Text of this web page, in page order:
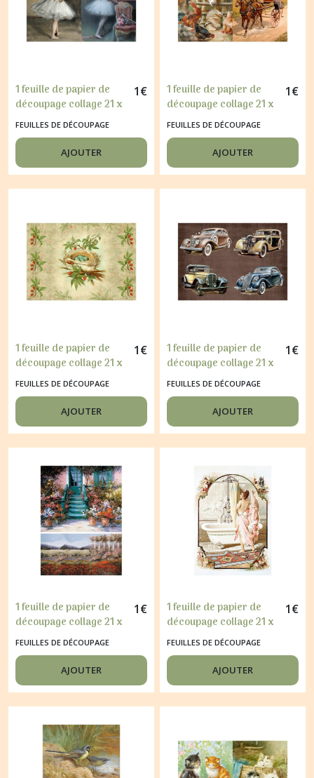
1 feuille de papier de
découpage collage 21 x
29,7 cm DANSEUSE 147
1€
FEUILLES DE DÉCOUPAGE
AJOUTER
1 feuille de papier de
découpage collage 21 x
29,7 cm CLECHE
CHEVAUX RETRO 144
1€
FEUILLES DE DÉCOUPAGE
AJOUTER
1 feuille de papier de
découpage collage 21 x
29,7 cm NID OEUF 44
1€
FEUILLES DE DÉCOUPAGE
AJOUTER
1 feuille de papier de
découpage collage 21 x
29,7 cm VOITURE
ANCIENNE 236
1€
FEUILLES DE DÉCOUPAGE
AJOUTER
1 feuille de papier de
découpage collage 21 x
29,7 cm PORTE FLEURIE
176
1€
FEUILLES DE DÉCOUPAGE
AJOUTER
1 feuille de papier de
découpage collage 21 x
29,7 cm FEMME RETRO
258
1€
FEUILLES DE DÉCOUPAGE
AJOUTER